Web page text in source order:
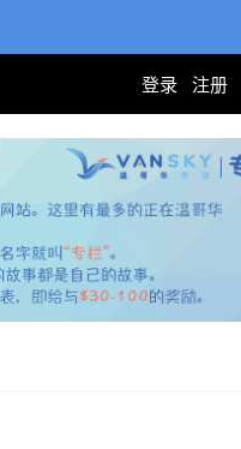
登录 注册